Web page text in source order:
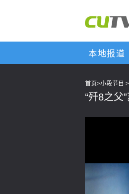
本地报道
首页>小段节目 >
“歼8之父